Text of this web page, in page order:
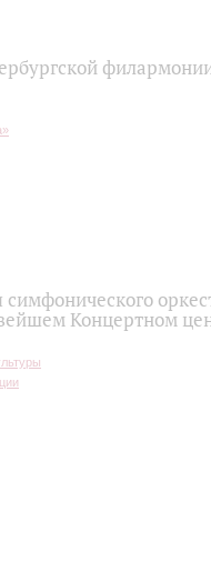
симфонического
Концертном